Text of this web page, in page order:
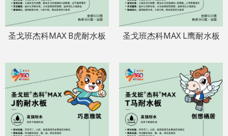
圣戈班杰科MAX B虎耐水板 圣戈班杰科MAX L鹰耐水板